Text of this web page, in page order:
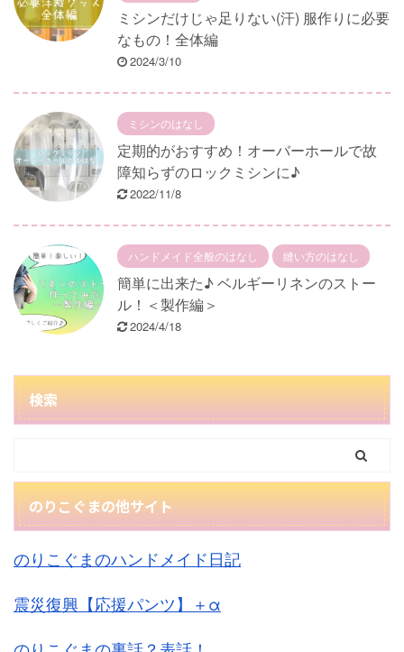
ミシンだけじゃ足りない(汗) 服作りに必要
なもの！全体編
2024/3/10
ミシンのはなし
定期的がおすすめ！オーバーホールで故
障知らずのロックミシンに♪
2022/11/8
ハンドメイド全般のはなし 縫い方のはなし
簡単に出来た♪ ベルギーリネンのストー
ル！＜製作編＞
2024/4/18
検索
のりこぐまの他サイト
のりこぐまのハンドメイド日記
震災復興【応援パンツ】＋α